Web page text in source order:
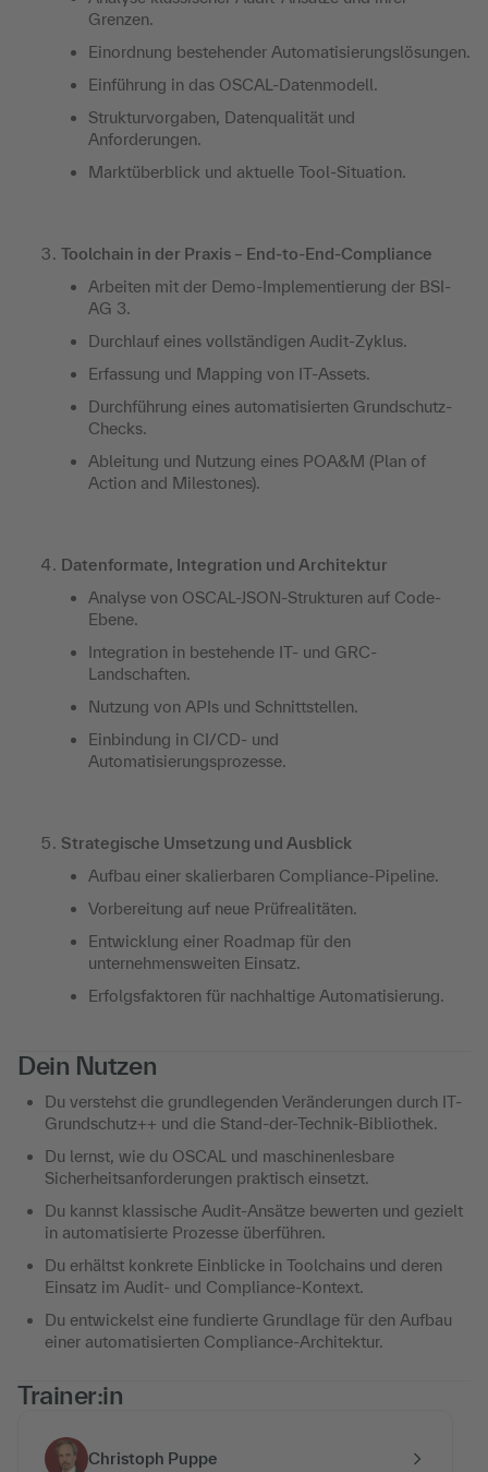
Grenzen.
Einordnung bestehender Automatisierungslösungen.
Einführung in das OSCAL-Datenmodell.
Strukturvorgaben, Datenqualität und
Anforderungen.
Marktüberblick und aktuelle Tool-Situation.
Toolchain in der Praxis – End-to-End-Compliance
Arbeiten mit der Demo-Implementierung der BSI-
AG 3.
Durchlauf eines vollständigen Audit-Zyklus.
Erfassung und Mapping von IT-Assets.
Durchführung eines automatisierten Grundschutz-
Checks.
Ableitung und Nutzung eines POA&M (Plan of
Action and Milestones).
Datenformate, Integration und Architektur
Analyse von OSCAL-JSON-Strukturen auf Code-
Ebene.
Integration in bestehende IT- und GRC-
Landschaften.
Nutzung von APIs und Schnittstellen.
Einbindung in CI/CD- und
Automatisierungsprozesse.
Strategische Umsetzung und Ausblick
Aufbau einer skalierbaren Compliance-Pipeline.
Vorbereitung auf neue Prüfrealitäten.
Entwicklung einer Roadmap für den
unternehmensweiten Einsatz.
Erfolgsfaktoren für nachhaltige Automatisierung.
Dein Nutzen
Du verstehst die grundlegenden Veränderungen durch IT-
Grundschutz++ und die Stand-der-Technik-Bibliothek.
Du lernst, wie du OSCAL und maschinenlesbare
Sicherheitsanforderungen praktisch einsetzt.
Du kannst klassische Audit-Ansätze bewerten und gezielt
in automatisierte Prozesse überführen.
Du erhältst konkrete Einblicke in Toolchains und deren
Einsatz im Audit- und Compliance-Kontext.
Du entwickelst eine fundierte Grundlage für den Aufbau
einer automatisierten Compliance-Architektur.
Trainer:in
Christoph Puppe